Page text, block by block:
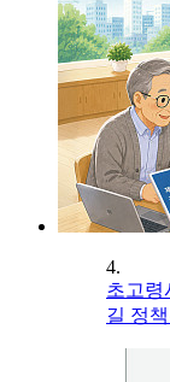
4.
초고령
길 정